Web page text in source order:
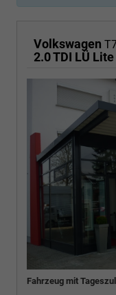
Volkswagen
2.0 TDI LÜ
Fahrzeug mit